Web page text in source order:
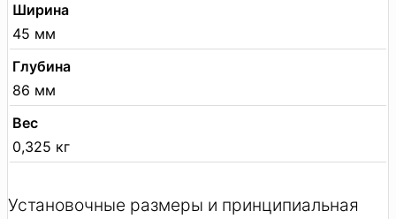
Ширина
45 мм
Глубина
86 мм
Вес
0,325 кг
Установочные размеры и принципиальная